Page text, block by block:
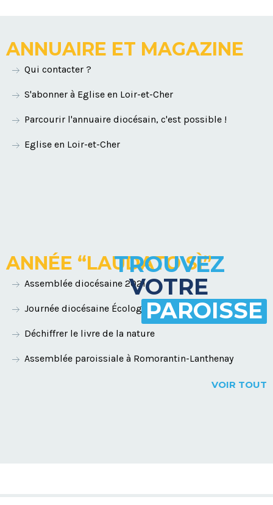
ANNUAIRE ET MAGAZINE
Qui contacter ?
S'abonner à Eglise en Loir-et-Cher
Parcourir l'annuaire diocésain, c'est possible !
Eglise en Loir-et-Cher
TROUVEZ
VOTRE
PAROISSE
ANNÉE “LAUDATO SÌ”
Assemblée diocésaine 2021
Journée diocésaine Écologie intégrale et conversion
Déchiffrer le livre de la nature
Assemblée paroissiale à Romorantin-Lanthenay
VOIR TOUT